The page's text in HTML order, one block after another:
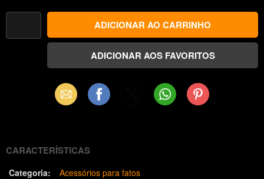
Email Facebook WhatsAppPinterest
CARACTERÍSTICAS
Categoria: Acessórios para fatos